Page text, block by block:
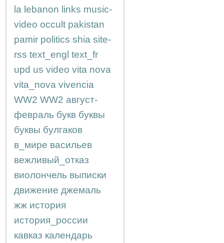
la lebanon links music-
video occult pakistan
pamir politics shia site-
rss text_engl text_fr
upd us video vita nova
vita_nova vivencia
WW2 WW2 август-
февраль букв буквы
буквы булгаков
в_мире васильев
вежливый_отказ
виолончель выписки
движение джемаль
жж история
история_россии
кавказ календарь